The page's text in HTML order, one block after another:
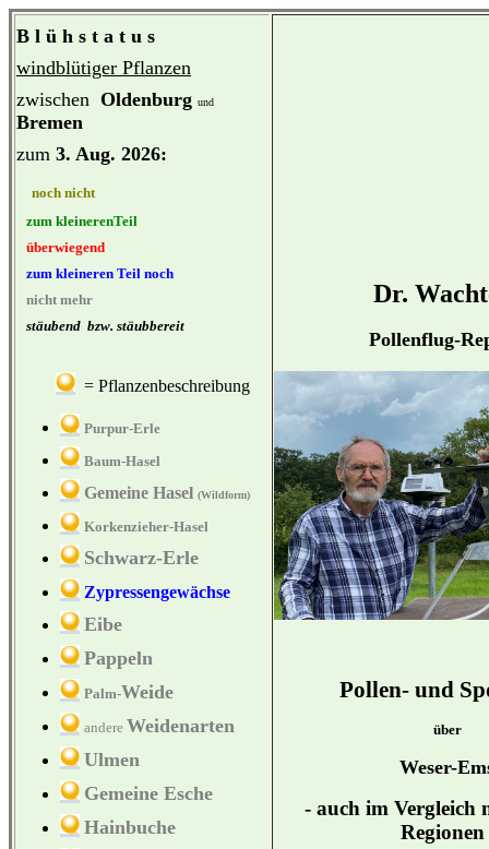
B l ü h s t a t u s
windblütiger Pflanzen
zwischen Oldenburg und
Bremen
zum 3. Aug. 2026:
noch nicht
zum kleinerenTeil
überwiegend
zum kleineren Teil noch
nicht mehr
stäubend bzw. stäubbereit
= Pflanzenbeschreibung
Purpur-Erle
Baum-Hasel
Gemeine Hasel (Wildform)
Korkenzieher-Hasel
Schwarz-Erle
Zypressengewächse
Eibe
Pappeln
Palm-Weide
andere Weidenarten
Ulmen
Gemeine Esche
Hainbuche
Dr.
Pollenflug-
Pollen- und
über
Weser-
- auch im Vergleich
Regionen